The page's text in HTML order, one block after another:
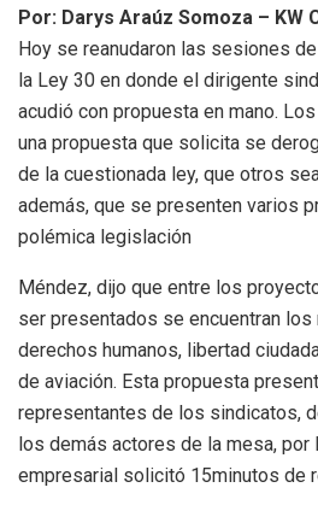
Por: Darys Araúz Somoza – KW
Hoy se reanudaron las sesiones
la Ley 30 en donde el dirigente
acudió con propuesta en mano.
una propuesta que solicita se
de la cuestionada ley, que otros
además, que se presenten varios
polémica legislación
Méndez, dijo que entre los
ser presentados se encuentran los
derechos humanos, libertad
de aviación. Esta propuesta
representantes de los sindicatos,
los demás actores de la mesa, por
empresarial solicitó 15minutos de